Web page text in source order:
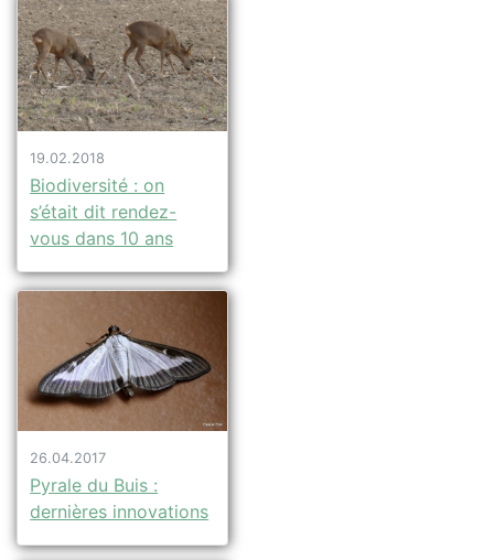
19.02.2018
Biodiversité : on
s’était dit rendez-
vous dans 10 ans
26.04.2017
Pyrale du Buis :
dernières innovations